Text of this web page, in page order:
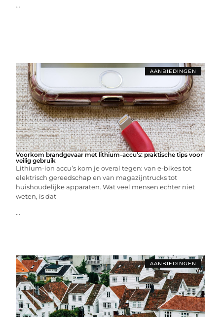
...
AANBIEDINGEN
Voorkom brandgevaar met lithium-accu’s: praktische tips voor
veilig gebruik
Lithium-ion accu’s kom je overal tegen: van e-bikes tot
elektrisch gereedschap en van magazijntrucks tot
huishoudelijke apparaten. Wat veel mensen echter niet
weten, is dat
...
AANBIEDINGEN